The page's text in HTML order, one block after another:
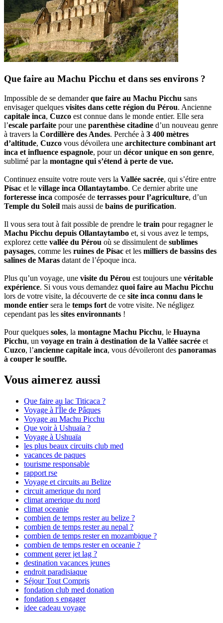
Que faire au Machu Picchu et dans ses environs ?
Impossible de se demanderque faire au Machu Picchu sans
envisager quelques visites dans cette région du Pérou. Ancienne
capitale inca, Cuzco est connue dans le monde entier. Elle sera
l’escale parfaite pour une parenthèse citadine d’un nouveau genre
à travers la Cordillère des Andes. Perchée à 3 400 mètres
d’altitude, Cuzco vous dévoilera une architecture combinant art
inca et influence espagnole, pour un décor unique en son genre,
sublimé par la montagne qui s’étend à perte de vue.
Continuez ensuite votre route vers la Vallée sacrée, qui s’étire entre
Písac et le village inca Ollantaytambo. Ce dernier abrite une
forteresse inca composée de terrasses pour l’agriculture, d’un
Temple du Soleil mais aussi de bains de purification.
Il vous sera tout à fait possible de prendre le train pour regagner le
Machu Picchu depuis Ollantaytambo et, si vous avez le temps,
explorez cette vallée du Pérou où se dissimulent de sublimes
paysages, comme les ruines de Písac et les milliers de bassins des
salines de Maras datant de l’époque inca.
Plus qu’un voyage, une visite du Pérou est toujours une véritable
expérience. Si vous vous demandez quoi faire au Machu Picchu
lors de votre visite, la découverte de ce site inca connu dans le
monde entier sera le temps fort de votre visite. Ne négligez
cependant pas les sites environnants !
Pour quelques soles, la montagne Machu Picchu, le Huayna
Picchu, un voyage en train à destination de la Vallée sacrée et
Cuzco, l’ancienne capitale inca, vous dévoileront des panoramas
à couper le souffle.
Vous aimerez aussi
Que faire au lac Titicaca ?
Voyage à l'Île de Pâques
Voyage au Machu Picchu
Que voir à Ushuaïa ?
Voyage à Ushuaïa
les plus beaux circuits club med
vacances de paques
tourisme responsable
rapport rse
Voyage et circuits au Belize
circuit amerique du nord
climat amerique du nord
climat oceanie
combien de temps rester au belize ?
combien de temps rester au nepal ?
combien de temps rester en mozambique ?
combien de temps rester en oceanie ?
comment gerer jet lag ?
destination vacances jeunes
endroit paradisiaque
Séjour Tout Compris
fondation club med donation
fondation s engager
idee cadeau voyage